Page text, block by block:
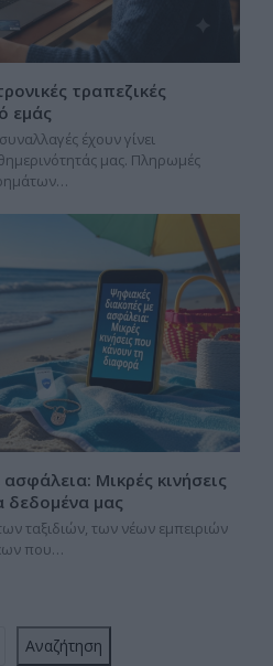
τραπεζικές
εμάς
έχουν γίνει
μας. Πληρωμές
Μικρές κινήσεις
μας
ταξιδιών, των νέων εμπειριών
που…
Αναζήτηση